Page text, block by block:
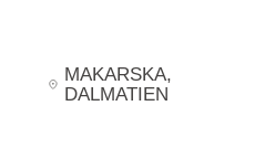
MAKARSKA,
DALMATIEN